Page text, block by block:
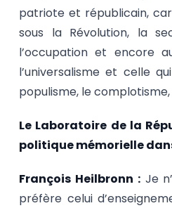
patriote et républicain,
sous la Révolution, la
l’occupation et encore
l’universalisme et celle
populisme, le
Le Laboratoire de la
politique mémorielle
François Heilbronn :Je
préfère celui